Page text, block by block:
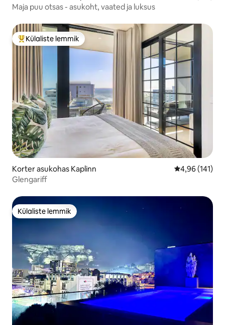
Maja puu otsas - asukoht, vaated ja luksus
Külaliste suur lemmik
Külaliste lemmik
Korter asukohas Kaplinn Keskmine
4,96 (141)
Glengariff
Külaliste lemmik
Külaliste lemmik